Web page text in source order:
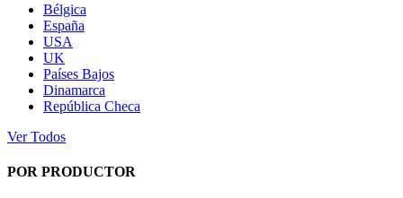
Bélgica
España
USA
UK
Países Bajos
Dinamarca
República Checa
Ver Todos
POR PRODUCTOR